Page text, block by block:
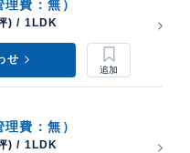
理費：無）
) / 1LDK
せ
理費：無）
) / 1LDK